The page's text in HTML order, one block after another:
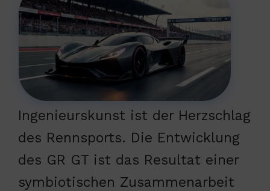
Ingenieurskunst ist der Herzschlag
des Rennsports. Die Entwicklung
des GR GT ist das Resultat einer
symbiotischen Zusammenarbeit